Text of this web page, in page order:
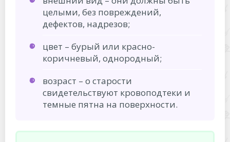
целыми, без повреждений,
дефектов, надрезов;
цвет – бурый или красно-
коричневый, однородный;
возраст – о старости
свидетельствуют кровоподтеки и
темные пятна на поверхности.